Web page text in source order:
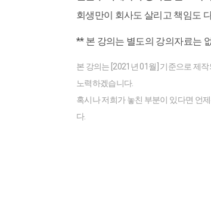
회생만이 회사도 살리고 책임도
** 본 강의는 별도의 강의자료는
본 강의는 [2021년 01월] 기준으로 제
노력하겠습니다.
혹시나 저희가 놓친 부분이 있다면 언
다.